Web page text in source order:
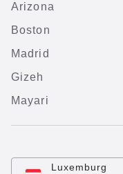
Arizona
Boston
Madrid
Gizeh
Mayari
Luxemburg